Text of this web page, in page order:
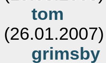
tom
(26.01.2007)